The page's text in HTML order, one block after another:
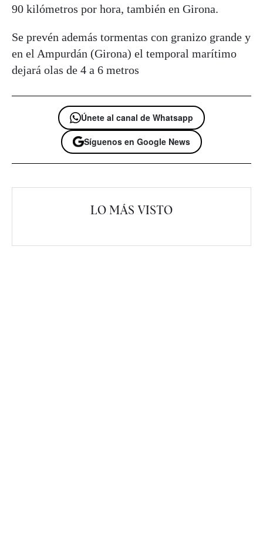
90 kilómetros por hora, también en Girona.
Se prevén además tormentas con granizo grande y
en el Ampurdán (Girona) el temporal marítimo
dejará olas de 4 a 6 metros
Únete al canal de Whatsapp
Síguenos en Google News
LO MÁS VISTO